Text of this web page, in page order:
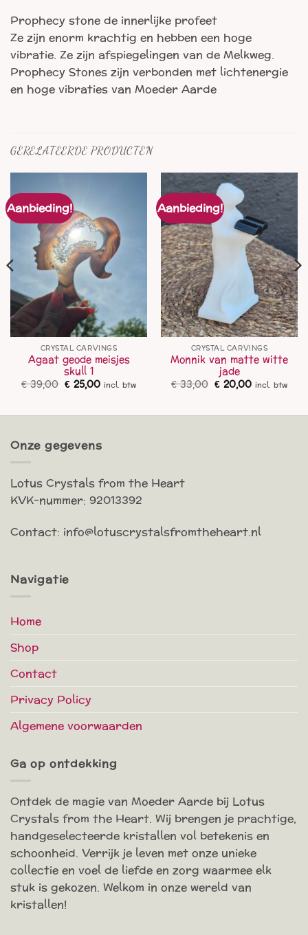
Prophecy stone de innerlijke profeet
Ze zijn enorm krachtig en hebben een hoge
vibratie. Ze zijn afspiegelingen van de Melkweg.
Prophecy Stones zijn verbonden met lichtenergie
en hoge vibraties van Moeder Aarde
GERELATEERDE PRODUCTEN
Aanbieding!
CRYSTAL CARVINGS
Agaat geode meisjes
skull 1
€39,00 Oorspronkelijke
prijs
€ 25,00Huidige
prijs
incl. btw
Aanbieding!
CRYSTAL CARVINGS
Monnik van matte witte
jade
€33,00 Oorspronkelijke
prijs
€ 20,00Huidige
prijs
incl. btw
Onze gegevens
Lotus Crystals from the Heart
KVK-nummer: 92013392
Contact: info@lotuscrystalsfromtheheart.nl
Navigatie
Home
Shop
Contact
Privacy Policy
Algemene voorwaarden
Ga op ontdekking
Ontdek de magie van Moeder Aarde bij Lotus
Crystals from the Heart. Wij brengen je prachtige,
handgeselecteerde kristallen vol betekenis en
schoonheid. Verrijk je leven met onze unieke
collectie en voel de liefde en zorg waarmee elk
stuk is gekozen. Welkom in onze wereld van
kristallen!